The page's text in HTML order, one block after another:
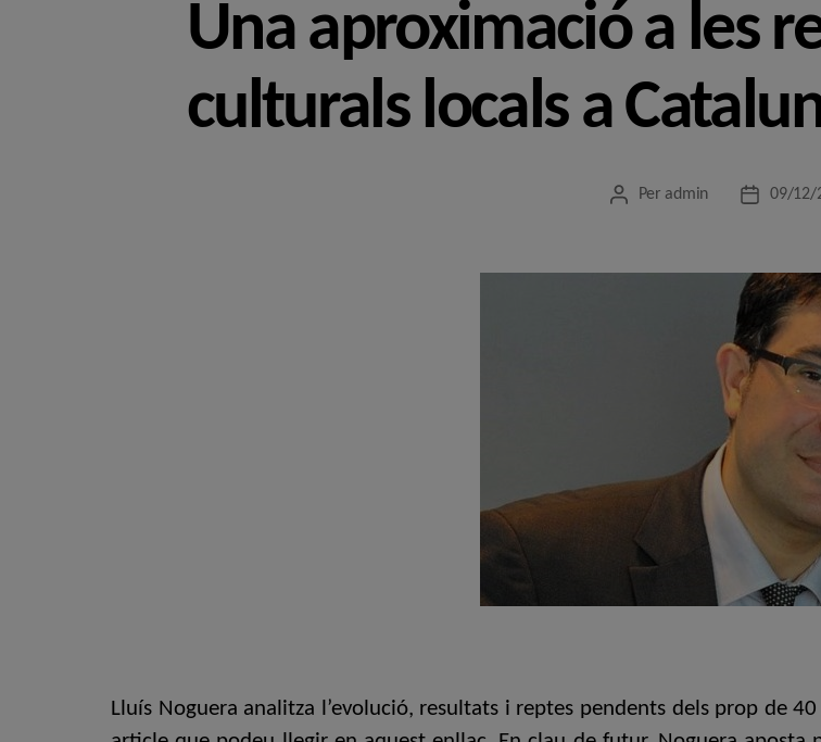
Una aproximació a les
culturals locals a
Autor
Per admin
Data09/12/
Lluís Noguera analitza l’evolució, resultats i reptes pendents dels prop de